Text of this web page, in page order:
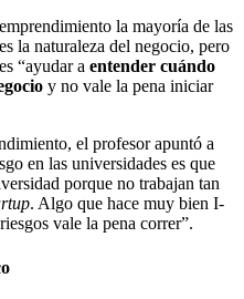
la mayoría de las
la naturaleza del negocio, pero
“ayudar a entender cuándo
y no vale la pena iniciar
el profesor apuntó a
en las universidades es que
porque no trabajan tan
. Algo que hace muy bien I-
vale la pena correr”.